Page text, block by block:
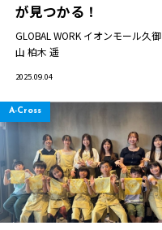
が見つかる！
GLOBAL WORK イオンモール久御
山 柏木 遥
2025.09.04
A-Cross